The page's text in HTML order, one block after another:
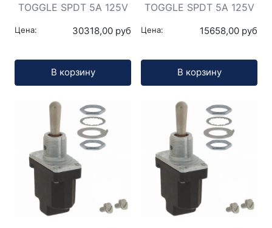
TOGGLE SPDT 5A 125V
Цена: 30318,00 руб
В корзину
TOGGLE SPDT 5A 125V
Цена: 15658,00 руб
В корзину